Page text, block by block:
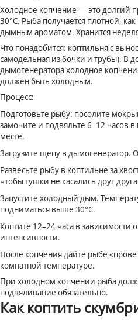
Холодное копчение — это долгий
30°C. Рыба получается плотной,
дымным ароматом. Хранится
Что понадобится: коптильня с
самодельная из бочки и трубы). В
дымогенератора холодное
должен быть холодным.
Процесс:
Подготовьте рыбу: посолите
замочите и подвяльте 6–12 часов
месте.
Загрузите щепу в дымогенератор.
Развесьте рыбу в коптильне за
чтобы тушки не касались друг
Запустите холодный дым.
подниматься выше 30°C.
Коптите 12–24 часа в
интенсивности.
После копчения дайте рыбе
комнатной температуре.
При холодном копчении рыба
подвяливание обязательно.
Как коптить